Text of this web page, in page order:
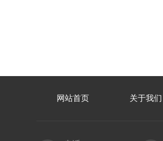
网站首页 关于我们